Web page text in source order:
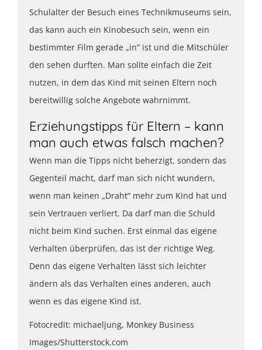
Schulalter der Besuch eines Technikmuseums sein,
das kann auch ein Kinobesuch sein, wenn ein
bestimmter Film gerade „in“ ist und die Mitschüler
den sehen durften. Man sollte einfach die Zeit
nutzen, in dem das Kind mit seinen Eltern noch
bereitwillig solche Angebote wahrnimmt.
Erziehungstipps für Eltern – kann
man auch etwas falsch machen?
Wenn man die Tipps nicht beherzigt, sondern das
Gegenteil macht, darf man sich nicht wundern,
wenn man keinen „Draht“ mehr zum Kind hat und
sein Vertrauen verliert. Da darf man die Schuld
nicht beim Kind suchen. Erst einmal das eigene
Verhalten überprüfen, das ist der richtige Weg.
Denn das eigene Verhalten lässt sich leichter
ändern als das Verhalten eines anderen, auch
wenn es das eigene Kind ist.
Fotocredit: michaeljung, Monkey Business
Images/Shutterstock.com